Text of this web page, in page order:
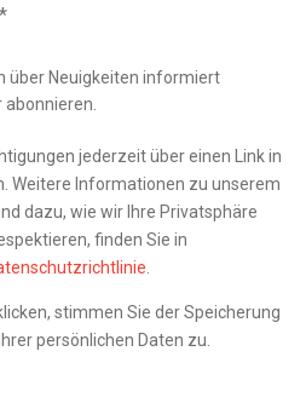
*
über Neuigkeiten informiert
jederzeit über einen Link in
Weitere Informationen zu unserem
dazu, wie wir Ihre Privatsphäre
finden Sie in
stimmen Sie der Speicherung
persönlichen Daten zu.